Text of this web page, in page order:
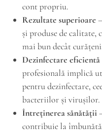
cont propriu.
Rezultate superioare
și produse de calitate,
mai bun decât
Dezinfectare eficientă
profesională implică
pentru dezinfectare,
bacteriilor și virușilor.
Întreținerea sănătății
contribuie la